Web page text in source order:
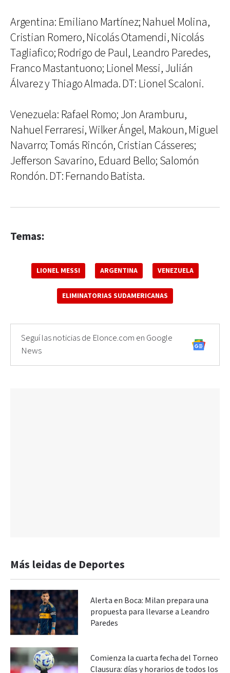
Argentina: Emiliano Martínez; Nahuel Molina,
Cristian Romero, Nicolás Otamendi, Nicolás
Tagliafico; Rodrigo de Paul, Leandro Paredes,
Franco Mastantuono; Lionel Messi, Julián
Álvarez y Thiago Almada. DT: Lionel Scaloni.
Venezuela: Rafael Romo; Jon Aramburu,
Nahuel Ferraresi, Wilker Ángel, Makoun, Miguel
Navarro; Tomás Rincón, Cristian Cásseres;
Jefferson Savarino, Eduard Bello; Salomón
Rondón. DT: Fernando Batista.
Temas:
LIONEL MESSI ARGENTINA VENEZUELA
ELIMINATORIAS SUDAMERICANAS
Seguí las noticias de Elonce.com en Google
News
Más leidas de Deportes
Alerta en Boca: Milan prepara una
propuesta para llevarse a Leandro
Paredes
Comienza la cuarta fecha del Torneo
Clausura: días y horarios de todos los